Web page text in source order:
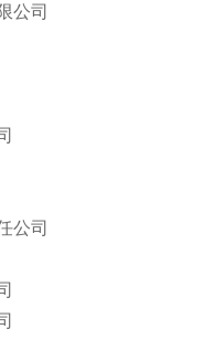
公司
公司